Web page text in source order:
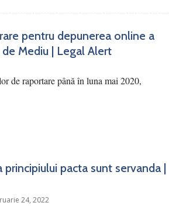
pentru depunerea online a
Mediu | Legal Alert
de raportare până în luna mai 2020,
pacta sunt servanda |
24, 2022